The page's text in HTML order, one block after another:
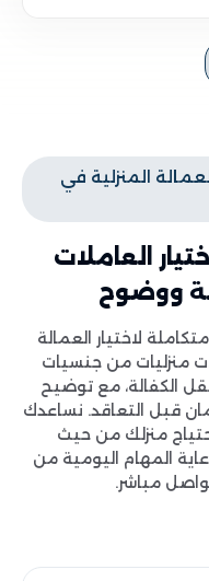
المنزلية في
العاملات
ووضوح
لاختيار العمالة
منزليات من جنسيات
الكفالة، مع توضيح
قبل التعاقد. نساعدك
منزلك من حيث
المهام اليومية من
مباشر.